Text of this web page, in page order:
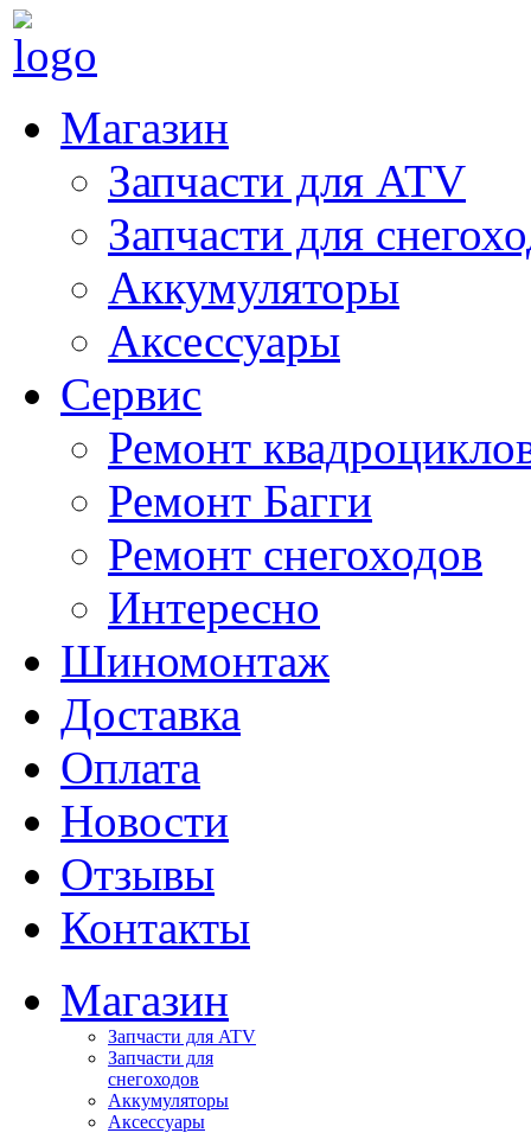
Магазин
Запчасти для ATV
Запчасти для
Аккумуляторы
Аксессуары
Сервис
Ремонт
Ремонт Багги
Ремонт снегоходов
Интересно
Шиномонтаж
Доставка
Оплата
Новости
Отзывы
Контакты
Магазин
Запчасти для ATV
Запчасти для
снегоходов
Аккумуляторы
Аксессуары